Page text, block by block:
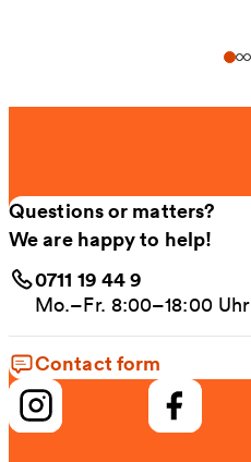
Questions or matters?
We are happy to help!
0711 19 44 9
Mo.–Fr. 8:00–18:00 Uhr
Contact form